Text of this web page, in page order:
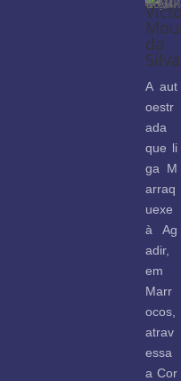
da
Silva
A aut
oestr
ada
que li
ga M
arraq
uexe
à Ag
adir,
em
Marr
ocos,
atrav
essa
a Cor